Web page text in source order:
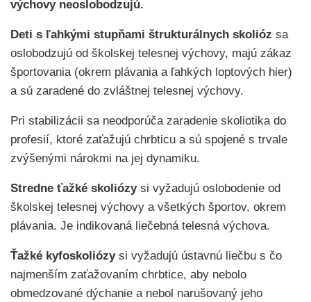
výchovy neoslobodzujú.
Deti s ľahkými stupňami štrukturálnych skolióz sa
oslobodzujú od školskej telesnej výchovy, majú zákaz
športovania (okrem plávania a ľahkých loptových hier)
a sú zaradené do zvláštnej telesnej výchovy.
Pri stabilizácii sa neodporúča zaradenie skoliotika do
profesií, ktoré zaťažujú chrbticu a sú spojené s trvale
zvýšenými nárokmi na jej dynamiku.
Stredne ťažké skoliózysi vyžadujú oslobodenie od
školskej telesnej výchovy a všetkých športov, okrem
plávania. Je indikovaná liečebná telesná výchova.
Ťažké kyfoskoliózysi vyžadujú ústavnú liečbu s čo
najmenším zaťažovaním chrbtice, aby nebolo
obmedzované dýchanie a nebol narušovaný jeho